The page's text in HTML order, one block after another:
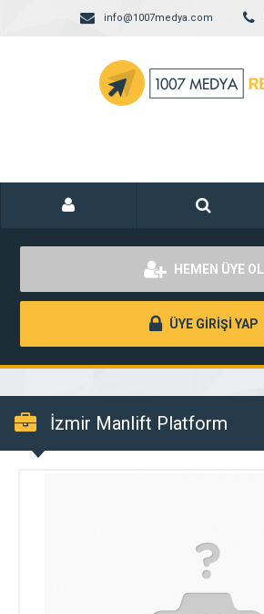
info@1007medya.com
HEMEN ÜYE OL
ÜYE GİRİŞİ YAP
İzmir Manlift Platform